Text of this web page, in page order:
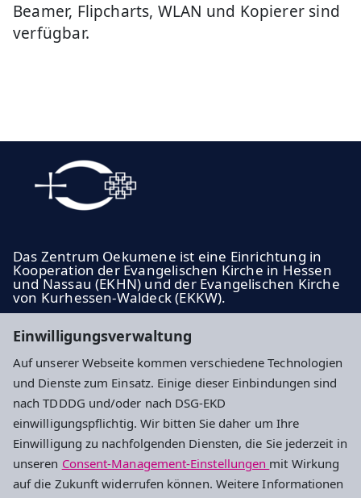
Einwilligungsverwaltung
Auf unserer Webseite kommen verschiedene Technologien
und Dienste zum Einsatz. Einige dieser Einbindungen sind
nach TDDDG und/oder nach DSG-EKD
einwilligungspflichtig. Wir bitten Sie daher um Ihre
Einwilligung zu nachfolgenden Diensten, die Sie jederzeit in
unseren Consent-Management-Einstellungen mit Wirkung
auf die Zukunft widerrufen können. Weitere Informationen
Beamer, Flipcharts, WLAN und Kopierer sind
verfügbar.
Das Zentrum Oekumene ist eine Einrichtung in
Kooperation der Evangelischen Kirche in Hessen
und Nassau (EKHN) und der Evangelischen Kirche
von Kurhessen-Waldeck (EKKW).
ekkw.de
Cookie-Einstellungen
Zentrum Oekumene
Praunheimer Landstraße 206